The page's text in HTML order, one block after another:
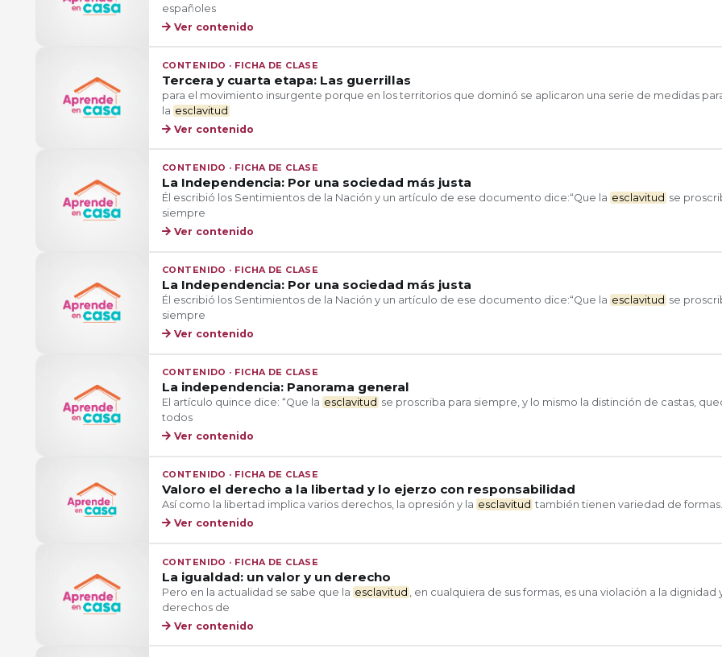
españoles
Ver contenido
CONTENIDO · FICHA DE CLASE
Tercera y cuarta etapa: Las guerrillas
para el movimiento insurgente porque en los territorios que dominó se aplicaron una serie de medidas
la esclavitud
Ver contenido
CONTENIDO · FICHA DE CLASE
La Independencia: Por una sociedad más justa
Él escribió los Sentimientos de la Nación y un artículo de ese documento dice:“Que la esclavitud se
siempre
Ver contenido
CONTENIDO · FICHA DE CLASE
La Independencia: Por una sociedad más justa
Él escribió los Sentimientos de la Nación y un artículo de ese documento dice:“Que la esclavitud se
siempre
Ver contenido
CONTENIDO · FICHA DE CLASE
La independencia: Panorama general
El artículo quince dice: “Que la esclavitud se proscriba para siempre, y lo mismo la distinción de castas,
todos
Ver contenido
CONTENIDO · FICHA DE CLASE
Valoro el derecho a la libertad y lo ejerzo con responsabilidad
Así como la libertad implica varios derechos, la opresión y la esclavitud también tienen variedad de formas.
Ver contenido
CONTENIDO · FICHA DE CLASE
La igualdad: un valor y un derecho
Pero en la actualidad se sabe que la esclavitud
, en cualquiera de sus formas, es una violación a la dignidad
derechos de
Ver contenido